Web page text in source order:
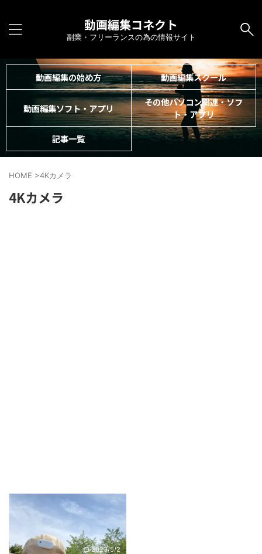
動画編集コネクト
副業・フリーランスの為の情報サイト
動画編集の始め方 動画編集スクール
動画編集ソフト・アプリ
その他パソコン関連・ソフ
ト・アプリ
記事一覧
HOME >4Kカメラ
4Kカメラ
2023/5/2